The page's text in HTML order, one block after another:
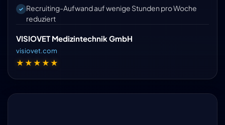
Recruiting-Aufwand auf wenige Stunden pro Woche
reduziert
VISIOVET Medizintechnik GmbH
visiovet.com
★★★★★